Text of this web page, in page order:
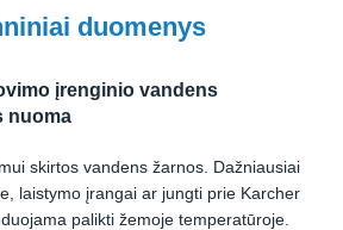
duomenys
įrenginio vandens
nuoma
skirtos vandens žarnos. Dažniausiai
laistymo įrangai ar jungti prie Karcher
palikti žemoje temperatūroje.